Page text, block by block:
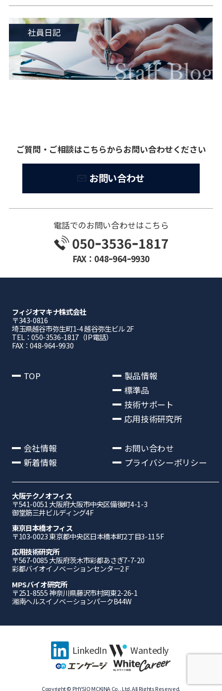
ご質問・ご相談はこちらからお問い合わせください
お問い合わせ
電話でのお問い合わせはこちら
FAX：048ｰ964ｰ9930
フィジオマキナ株式会社
〒343-0816
埼⽟県越⾕市弥⽣町1-4 越⾕弥⽣ビル 2F
TEL：050-3536-1817（IP電話）
FAX：048-964-9930
TOP
製品情報
標準品
技術サポート
応用技術研究所
会社情報
新着情報
お問い合わせ
プライバシーポリシー
大阪テクノオフィス
〒541-0051 ⼤阪府⼤阪市中央区備後町4-1-3
御堂筋三井ビルディング4F
東京日本橋オフィス
〒103-0023 東京都中央区日本橋本町2丁目3-11 5F
応⽤技術研究所
〒567-0085 ⼤阪府茨⽊市彩都あさぎ7-7-20
彩都バイオイノベーションセンター2Ｆ
MPSバイオ研究所
〒251-8555 神奈川県藤沢市村岡東2-26-1
湘南ヘルスイノベーションパークB44W
LinkedIn Wantedly
Copyright © PHYSIO MCKINA Co., Ltd. All Rights Reserved.